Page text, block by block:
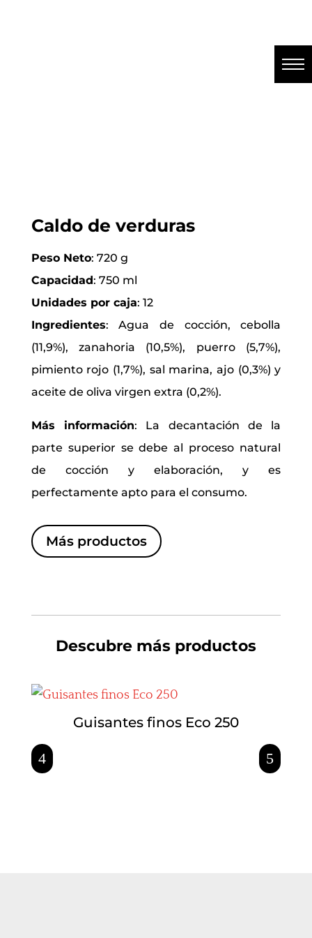
Caldo de verduras
Peso Neto: 720 g
Capacidad: 750 ml
Unidades por caja: 12
Ingredientes:Agua de cocción, cebolla
(11,9%), zanahoria (10,5%), puerro (5,7%),
pimiento rojo (1,7%), sal marina, ajo (0,3%) y
aceite de oliva virgen extra (0,2%).
Más información: La decantación de la
parte superior se debe al proceso natural
de cocción y elaboración, y es
perfectamente apto para el consumo.
Más productos
Descubre más productos
Guisantes finos Eco 250
4 5